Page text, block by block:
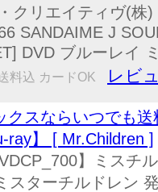
クリエイティヴ(株
SANDAIME J
DVD ブルーレイ
料込 カードOK レビ
クスならいつでも
ray】 [ Mr.Children ]
】ミスチ
スターチルドレン